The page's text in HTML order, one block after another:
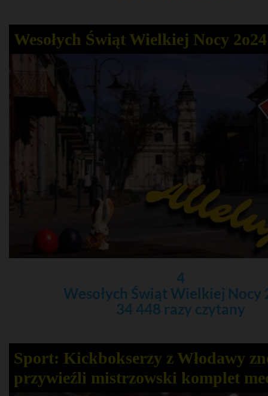
Wesołych Świąt Wielkiej Nocy 2o24
4
Wesołych Świąt Wielkiej Nocy
34 448 razy czytany
Sport: Kickbokserzy z Włodawy
przywieźli mistrzowski komplet